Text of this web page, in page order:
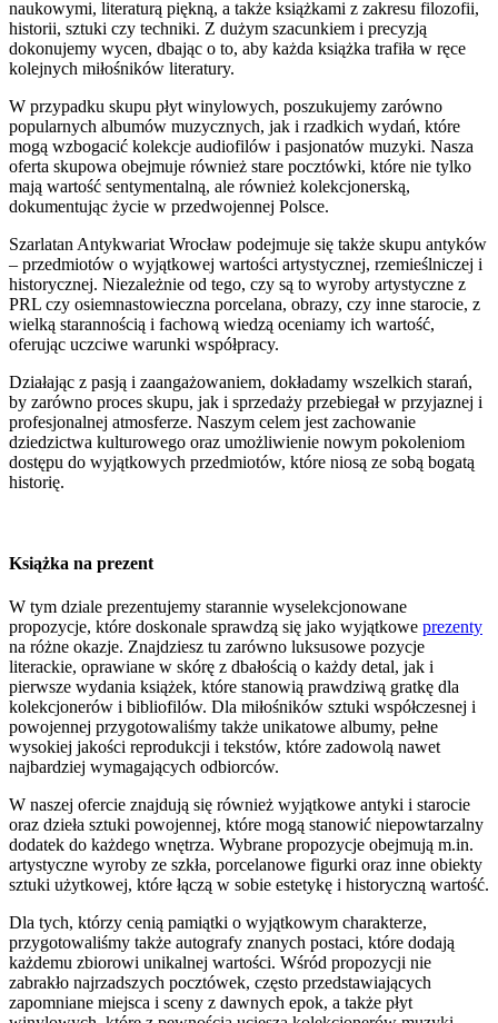
naukowymi, literaturą piękną, a także książkami z zakresu filozofii,
historii, sztuki czy techniki. Z dużym szacunkiem i precyzją
dokonujemy wycen, dbając o to, aby każda książka trafiła w ręce
kolejnych miłośników literatury.
W przypadku skupu płyt winylowych, poszukujemy zarówno
popularnych albumów muzycznych, jak i rzadkich wydań, które
mogą wzbogacić kolekcje audiofilów i pasjonatów muzyki. Nasza
oferta skupowa obejmuje również stare pocztówki, które nie tylko
mają wartość sentymentalną, ale również kolekcjonerską,
dokumentując życie w przedwojennej Polsce.
Szarlatan Antykwariat Wrocław podejmuje się także skupu antyków
– przedmiotów o wyjątkowej wartości artystycznej, rzemieślniczej i
historycznej. Niezależnie od tego, czy są to wyroby artystyczne z
PRL czy osiemnastowieczna porcelana, obrazy, czy inne starocie, z
wielką starannością i fachową wiedzą oceniamy ich wartość,
oferując uczciwe warunki współpracy.
Działając z pasją i zaangażowaniem, dokładamy wszelkich starań,
by zarówno proces skupu, jak i sprzedaży przebiegał w przyjaznej i
profesjonalnej atmosferze. Naszym celem jest zachowanie
dziedzictwa kulturowego oraz umożliwienie nowym pokoleniom
dostępu do wyjątkowych przedmiotów, które niosą ze sobą bogatą
historię.
Książka na prezent
W tym dziale prezentujemy starannie wyselekcjonowane
propozycje, które doskonale sprawdzą się jako wyjątkowe prezenty
na różne okazje. Znajdziesz tu zarówno luksusowe pozycje
literackie, oprawiane w skórę z dbałością o każdy detal, jak i
pierwsze wydania książek, które stanowią prawdziwą gratkę dla
kolekcjonerów i bibliofilów. Dla miłośników sztuki współczesnej i
powojennej przygotowaliśmy także unikatowe albumy, pełne
wysokiej jakości reprodukcji i tekstów, które zadowolą nawet
najbardziej wymagających odbiorców.
W naszej ofercie znajdują się również wyjątkowe antyki i starocie
oraz dzieła sztuki powojennej, które mogą stanowić niepowtarzalny
dodatek do każdego wnętrza. Wybrane propozycje obejmują m.in.
artystyczne wyroby ze szkła, porcelanowe figurki oraz inne obiekty
sztuki użytkowej, które łączą w sobie estetykę i historyczną wartość.
Dla tych, którzy cenią pamiątki o wyjątkowym charakterze,
przygotowaliśmy także autografy znanych postaci, które dodają
każdemu zbiorowi unikalnej wartości. Wśród propozycji nie
zabrakło najrzadszych pocztówek, często przedstawiających
zapomniane miejsca i sceny z dawnych epok, a także płyt